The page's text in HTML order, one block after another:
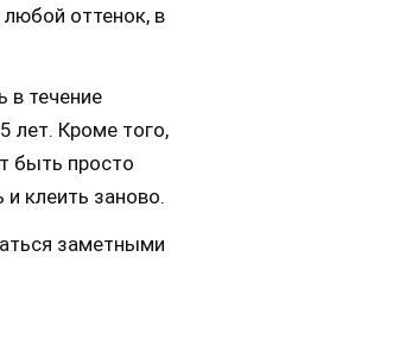
оттенок, в
в течение
лет. Кроме того,
быть просто
клеить заново.
заметными